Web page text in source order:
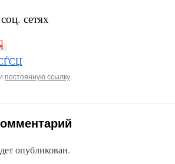
сетях
постоянную ссылку.
опубликован.